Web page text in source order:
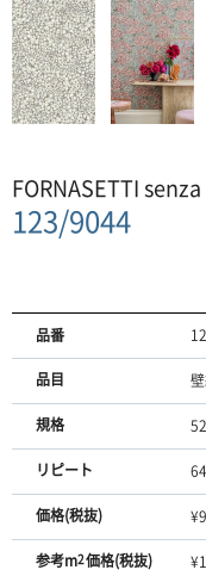
FORNASETTI
123/9044
品番
品目
規格
リピート
価格(税抜)
参考m2価格(税抜)